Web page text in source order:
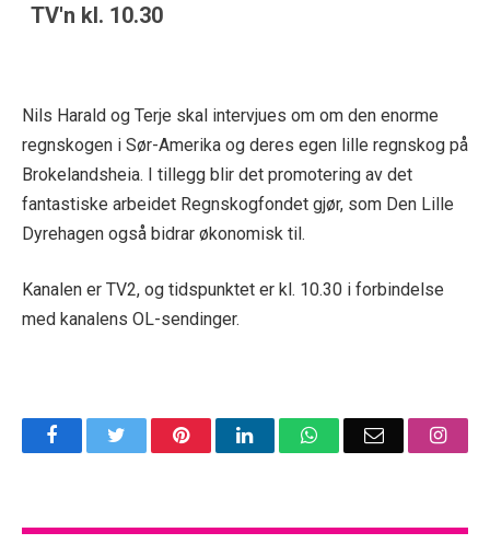
TV'n kl. 10.30
Nils Harald og Terje skal intervjues om om den enorme
regnskogen i Sør-Amerika og deres egen lille regnskog på
Brokelandsheia. I tillegg blir det promotering av det
fantastiske arbeidet Regnskogfondet gjør, som Den Lille
Dyrehagen også bidrar økonomisk til.
Kanalen er TV2, og tidspunktet er kl. 10.30 i forbindelse
med kanalens OL-sendinger.
FacebookTwitter PinterestLinkedInWhatsAppEmail